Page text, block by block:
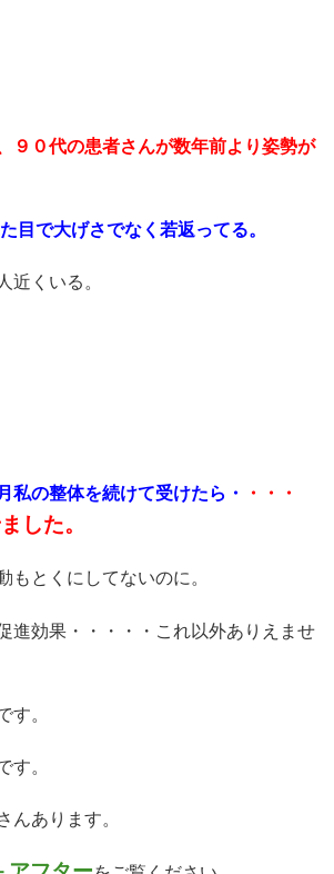
９０代の患者さんが数年前より姿勢が
目で大げさでなく若返ってる。
近くいる。
私の整体を続けて受けたら ・ ・・・
した。
もとくにしてないのに。
進効果・・・・・これ以外ありえませ
す。
す。
んあります。